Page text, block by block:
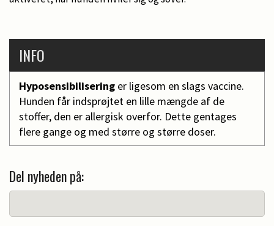
INFO
Hyposensibilisering er ligesom en slags vaccine.
Hunden får indsprøjtet en lille mængde af de
stoffer, den er allergisk overfor. Dette gentages
flere gange og med større og større doser.
Del nyheden på: